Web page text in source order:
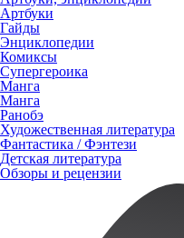
Артбуки
Гайды
Энциклопедии
Комиксы
Супергероика
Манга
Манга
Ранобэ
Художественная литература
Фантастика / Фэнтези
Детская литература
Обзоры и рецензии